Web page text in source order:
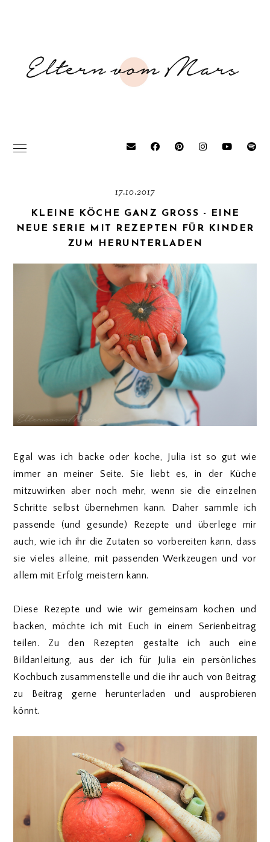
17.10.2017
KLEINE KÖCHE GANZ GROSS - EINE N
EUE SERIE MIT REZEPTEN FÜR KINDER Z
UM HERUNTERLADEN
Egal was ich backe oder koche, Julia ist so gut wie
immer an meiner Seite. Sie liebt es, in der Küche
mitzuwirken aber noch mehr, wenn sie die einzelnen
Schritte selbst übernehmen kann. Daher sammle ich
passende (und gesunde) Rezepte und überlege mir
auch, wie ich ihr die Zutaten so vorbereiten kann, dass
sie vieles alleine, mit passenden Werkzeugen und vor
allem mit Erfolg meistern kann.
Diese Rezepte und wie wir gemeinsam kochen und
backen, möchte ich mit Euch in einem Serienbeitrag
teilen. Zu den Rezepten gestalte ich auch eine
Bildanleitung, aus der ich für Julia ein persönliches
Kochbuch zusammenstelle und die ihr auch von Beitrag
zu Beitrag gerne herunterladen und ausprobieren
könnt.